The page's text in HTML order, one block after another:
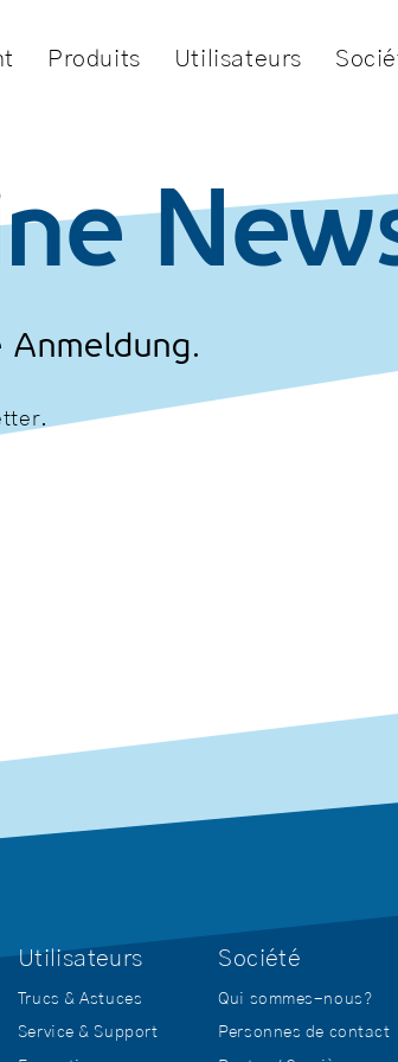
Produits Utilisateurs
Anmeldung.
Utilisateurs
Trucs & Astuces
Service & Support
Société
Qui sommes-nous?
Personnes de contact